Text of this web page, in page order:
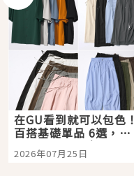
在GU看到就可以包色！
百搭基礎單品 6選，閉
眼全收也不心疼
2026年07月25日